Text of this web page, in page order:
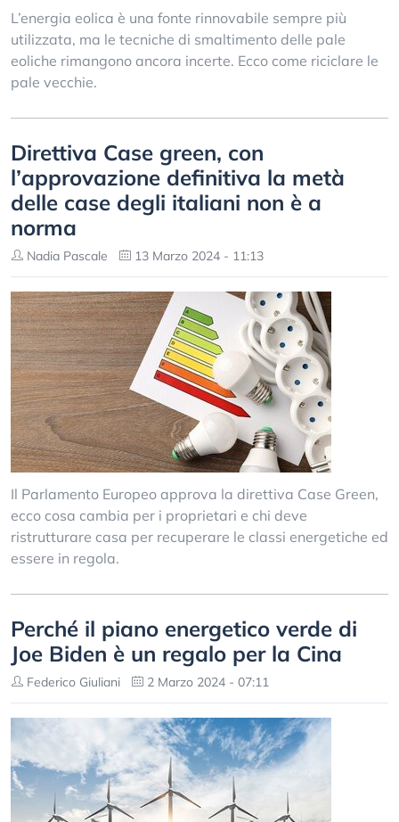
L’energia eolica è una fonte rinnovabile sempre più
utilizzata, ma le tecniche di smaltimento delle pale
eoliche rimangono ancora incerte. Ecco come riciclare le
pale vecchie.
Direttiva Case green, con
l’approvazione definitiva la metà
delle case degli italiani non è a
norma
Nadia Pascale 13 Marzo 2024 - 11:13
Il Parlamento Europeo approva la direttiva Case Green,
ecco cosa cambia per i proprietari e chi deve
ristrutturare casa per recuperare le classi energetiche ed
essere in regola.
Perché il piano energetico verde di
Joe Biden è un regalo per la Cina
Federico Giuliani 2 Marzo 2024 - 07:11